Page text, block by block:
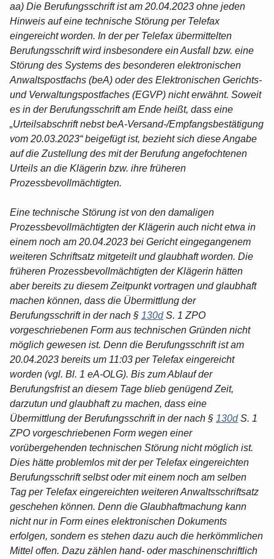
aa) Die Berufungsschrift ist am 20.04.2023 ohne jeden
Hinweis auf eine technische Störung per Telefax
eingereicht worden. In der per Telefax übermittelten
Berufungsschrift wird insbesondere ein Ausfall bzw. eine
Störung des Systems des besonderen elektronischen
Anwaltspostfachs (beA) oder des Elektronischen Gerichts-
und Verwaltungspostfaches (EGVP) nicht erwähnt. Soweit
es in der Berufungsschrift am Ende heißt, dass eine
„Urteilsabschrift nebst beA-Versand-/Empfangsbestätigung
vom 20.03.2023“ beigefügt ist, bezieht sich diese Angabe
auf die Zustellung des mit der Berufung angefochtenen
Urteils an die Klägerin bzw. ihre früheren
Prozessbevollmächtigten.
Eine technische Störung ist von den damaligen
Prozessbevollmächtigten der Klägerin auch nicht etwa in
einem noch am 20.04.2023 bei Gericht eingegangenem
weiteren Schriftsatz mitgeteilt und glaubhaft worden. Die
früheren Prozessbevollmächtigten der Klägerin hätten
aber bereits zu diesem Zeitpunkt vortragen und glaubhaft
machen können, dass die Übermittlung der
Berufungsschrift in der nach § 130dS. 1 ZPO
vorgeschriebenen Form aus technischen Gründen nicht
möglich gewesen ist. Denn die Berufungsschrift ist am
20.04.2023 bereits um 11:03 per Telefax eingereicht
worden (vgl. Bl. 1 eA-OLG). Bis zum Ablauf der
Berufungsfrist an diesem Tage blieb genügend Zeit,
darzutun und glaubhaft zu machen, dass eine
Übermittlung der Berufungsschrift in der nach § 130dS. 1
ZPO vorgeschriebenen Form wegen einer
vorübergehenden technischen Störung nicht möglich ist.
Dies hätte problemlos mit der per Telefax eingereichten
Berufungsschrift selbst oder mit einem noch am selben
Tag per Telefax eingereichten weiteren Anwaltsschriftsatz
geschehen können. Denn die Glaubhaftmachung kann
nicht nur in Form eines elektronischen Dokuments
erfolgen, sondern es stehen dazu auch die herkömmlichen
Mittel offen. Dazu zählen hand- oder maschinenschriftlich